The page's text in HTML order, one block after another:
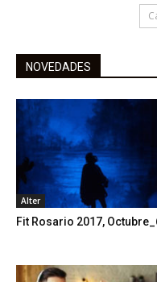
NOVEDADES
Alter
Fit Rosario 2017,